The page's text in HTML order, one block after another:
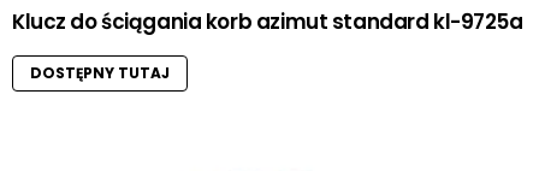
Klucz do ściągania korb azimut standard kl-9725a
DOSTĘPNY TUTAJ